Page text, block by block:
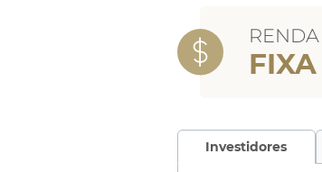
RENDA
FIXA
Investidores